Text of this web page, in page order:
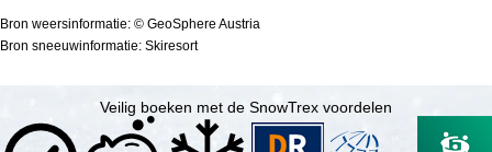
Bron weersinformatie: © GeoSphere Austria
Bron sneeuwinformatie: Skiresort
Veilig boeken met de SnowTrex voordelen